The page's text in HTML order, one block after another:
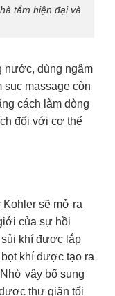
tắm hiện đại và
nước, dùng ngâm
massage còn
cách làm dòng
đối với cơ thể
sẽ mở ra
của sự hồi
khí được lắp
khí được tạo ra
vậy bổ sung
thư giãn tối